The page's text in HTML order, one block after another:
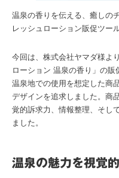
温泉の香りを伝える、癒しの
レッシュローション販促ツー
今回は、株式会社ヤマダ様よ
ローション 温泉の香り」の販
温泉地での使用を想定した商
デザインを追求しました。商
覚的訴求力、情報整理、そし
ました。
温泉の魅力を視覚